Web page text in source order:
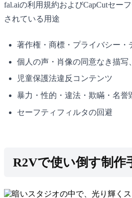
fal.aiの利用規約およびCapCutセー
されている用途
著作権・商標・プライバシー・
個人の声・肖像の同意なき描写
児童保護法違反コンテンツ
暴力・性的・違法・欺瞞・名誉
セーフティフィルタの回避
R2Vで使い倒す制作